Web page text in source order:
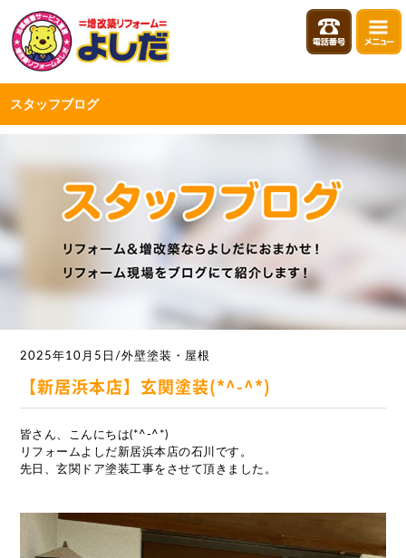
スタッフブログ
2025年10月5日/外壁塗装・屋根
【新居浜本店】玄関塗装(*^-^*)
皆さん、こんにちは(*^-^*)
リフォームよしだ新居浜本店の石川です。
先日、玄関ドア塗装工事をさせて頂きました。